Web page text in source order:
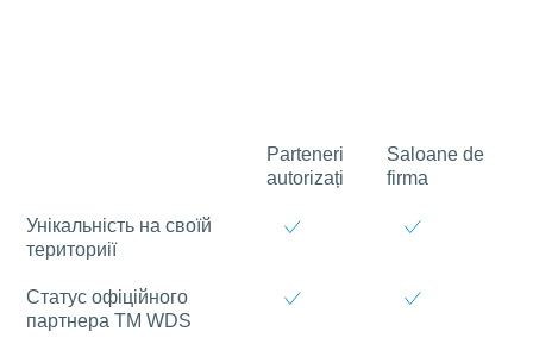
Parteneri
autorizați
Saloane de
firma
Унікальність на своїй
териториії
Статус офіційного
партнера ТМ WDS